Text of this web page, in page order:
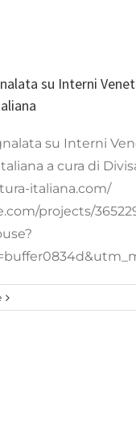
su Interni
su Interni
a cura di
italiana.com/
projects/